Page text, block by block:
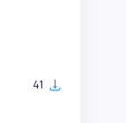
41